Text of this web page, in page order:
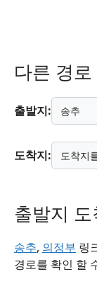
다른 경로
출발지:
도착지:
출발지
송추, 의정부 링
경로를 확인 할